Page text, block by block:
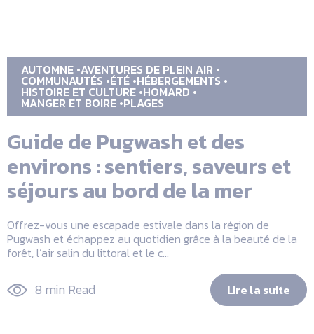
AUTOMNE AVENTURES DE PLEIN AIR
COMMUNAUTÉS ÉTÉ HÉBERGEMENTS
HISTOIRE ET CULTURE HOMARD
MANGER ET BOIRE PLAGES
Guide de Pugwash et des
environs : sentiers, saveurs et
séjours au bord de la mer
Offrez-vous une escapade estivale dans la région de
Pugwash et échappez au quotidien grâce à la beauté de la
forêt, l’air salin du littoral et le c...
8 min Read Lire la suite